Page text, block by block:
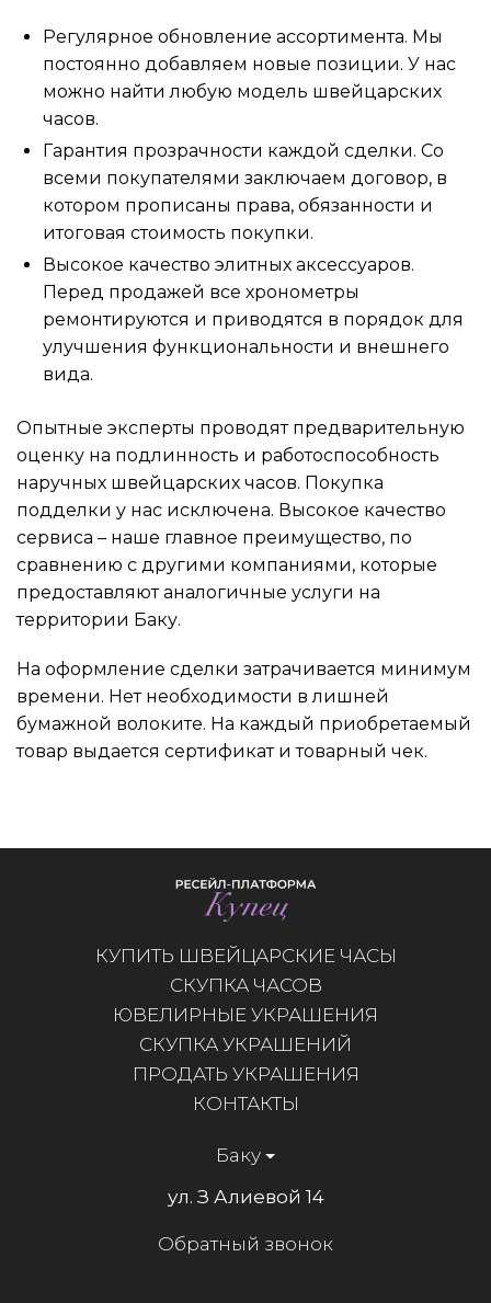
Регулярное обновление ассортимента. Мы
постоянно добавляем новые позиции. У нас
можно найти любую модель швейцарских
часов.
Гарантия прозрачности каждой сделки. Со
всеми покупателями заключаем договор, в
котором прописаны права, обязанности и
итоговая стоимость покупки.
Высокое качество элитных аксессуаров.
Перед продажей все хронометры
ремонтируются и приводятся в порядок для
улучшения функциональности и внешнего
вида.
Опытные эксперты проводят предварительную
оценку на подлинность и работоспособность
наручных швейцарских часов. Покупка
подделки у нас исключена. Высокое качество
сервиса – наше главное преимущество, по
сравнению с другими компаниями, которые
предоставляют аналогичные услуги на
территории Баку.
На оформление сделки затрачивается минимум
времени. Нет необходимости в лишней
бумажной волоките. На каждый приобретаемый
товар выдается сертификат и товарный чек.
КУПИТЬ ШВЕЙЦАРСКИЕ ЧАСЫ
СКУПКА ЧАСОВ
ЮВЕЛИРНЫЕ УКРАШЕНИЯ
СКУПКА УКРАШЕНИЙ
ПРОДАТЬ УКРАШЕНИЯ
КОНТАКТЫ
Баку
ул. З Алиевой 14
Обратный звонок